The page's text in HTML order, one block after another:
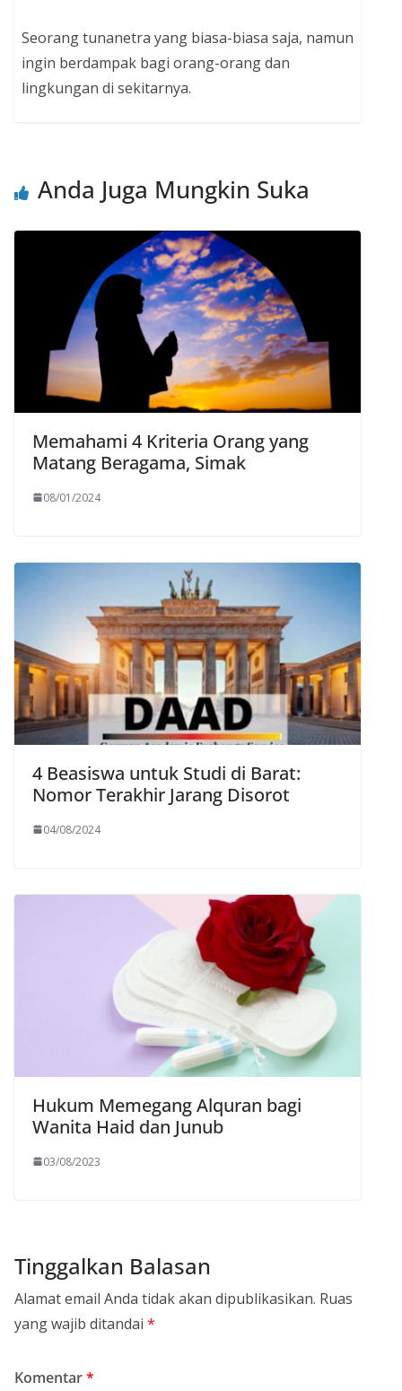
Seorang tunanetra yang biasa-biasa saja, namun
ingin berdampak bagi orang-orang dan
lingkungan di sekitarnya.
Anda Juga Mungkin Suka
Memahami 4 Kriteria Orang yang
Matang Beragama, Simak
08/01/2024
4 Beasiswa untuk Studi di Barat:
Nomor Terakhir Jarang Disorot
04/08/2024
Hukum Memegang Alquran bagi
Wanita Haid dan Junub
03/08/2023
Tinggalkan Balasan
Alamat email Anda tidak akan dipublikasikan. Ruas
yang wajib ditandai *
Komentar*